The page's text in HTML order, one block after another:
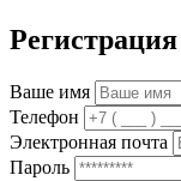
Регистрация
Ваше имя
Телефон
Электронная почта
Пароль